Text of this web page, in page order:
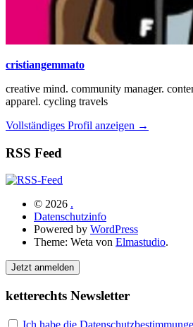
cristiangemmato
creative mind. community manager.
apparel. cycling travels
Vollständiges Profil anzeigen →
RSS Feed
© 2026 .
Datenschutzinfo
Powered by WordPress
Theme: Weta von Elmastudio.
Jetzt anmelden
ketterechts Newsletter
Ich habe die